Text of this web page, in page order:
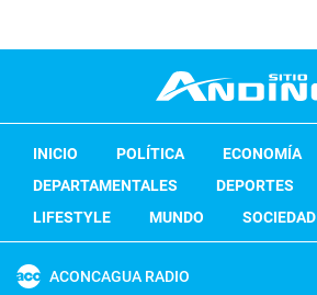
INICIO POLÍTICA ECONOMÍA
DEPARTAMENTALES
DEPORTES
LIFESTYLE
MUNDO SOCIEDAD
ACONCAGUA RADIO